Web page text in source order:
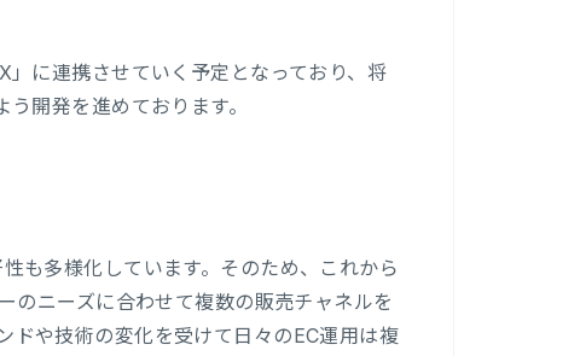
に連携させていく予定となっており、将
開発を進めております。
も多様化しています。そのため、これから
のニーズに合わせて複数の販売チャネルを
ドや技術の変化を受けて日々のEC運用は複